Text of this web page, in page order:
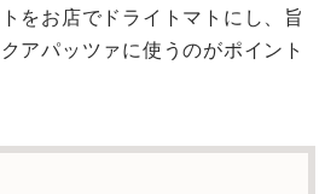
をお店でドライトマトにし、旨
アパッツァに使うのがポイント